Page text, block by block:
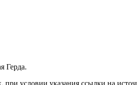
Герда.
при условии указания ссылки на